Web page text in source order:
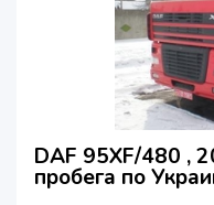
DAF 95XF/480 ,
пробега по